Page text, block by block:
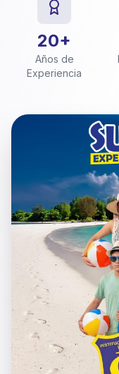
20+
Años de
Experiencia